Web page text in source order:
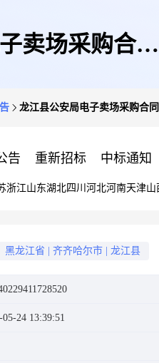
卖场采购合同
龙江县公安局电子卖场采购合
告 重新招标 中标通知
浙江山东湖北四川 河北河南天津山
黑龙江省 齐齐哈尔市 龙江县
05-24 13:39:51